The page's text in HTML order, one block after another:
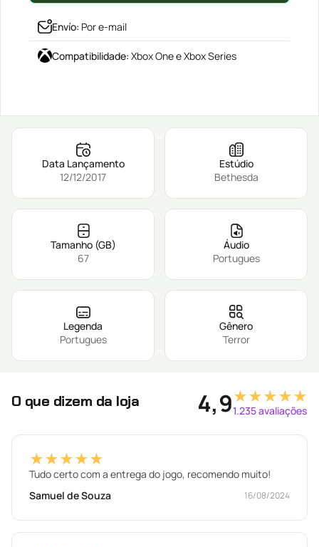
Envío: Por e-mail
Compatibilidade: Xbox One e Xbox Series
Data Lançamento
12/12/2017
Estúdio
Bethesda
Tamanho (GB)
67
Áudio
Portugues
Legenda
Portugues
Gênero
Terror
O que dizem da loja 4,9★★★★★
1.235 avaliações
★★★★★
Tudo certo com a entrega do jogo, recomendo muito!
Samuel de Souza
16/08/2024